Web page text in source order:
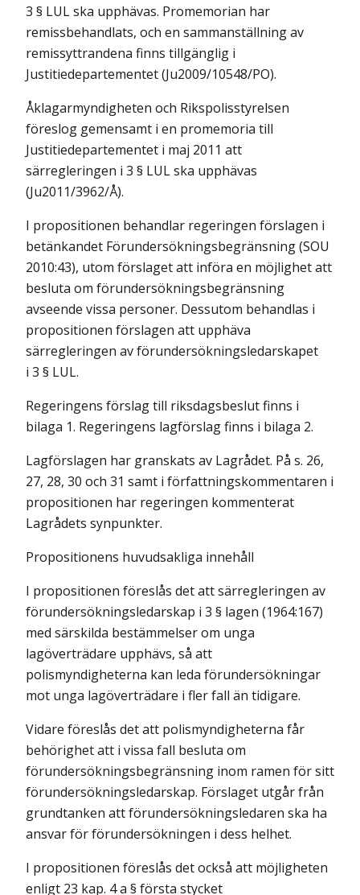
3 § LUL ska upphävas. Promemorian har
remissbehandlats, och en sammanställning av
remissyttrandena finns tillgänglig i
Justitiedepartementet (Ju2009/10548/PO).
Åklagarmyndigheten och Rikspolisstyrelsen
föreslog gemensamt i en promemoria till
Justitiedepartementet i maj 2011 att
särregleringen i 3 § LUL ska upphävas
(Ju2011/3962/Å).
I propositionen behandlar regeringen förslagen i
betänkandet Förundersökningsbegränsning (SOU
2010:43), utom förslaget att införa en möjlighet att
besluta om förundersökningsbegränsning
avseende vissa personer. Dessutom behandlas i
propositionen förslagen att upphäva
särregleringen av förundersökningsledarskapet
i 3 § LUL.
Regeringens förslag till riksdagsbeslut finns i
bilaga 1. Regeringens lagförslag finns i bilaga 2.
Lagförslagen har granskats av Lagrådet. På s. 26,
27, 28, 30 och 31 samt i författningskommentaren i
propositionen har regeringen kommenterat
Lagrådets synpunkter.
Propositionens huvudsakliga innehåll
I propositionen föreslås det att särregleringen av
förundersökningsledarskap i 3 § lagen (1964:167)
med särskilda bestämmelser om unga
lagöverträdare upphävs, så att
polismyndigheterna kan leda förundersökningar
mot unga lagöverträdare i fler fall än tidigare.
Vidare föreslås det att polismyndigheterna får
behörighet att i vissa fall besluta om
förundersökningsbegränsning inom ramen för sitt
förundersökningsledarskap. Förslaget utgår från
grundtanken att förundersökningsledaren ska ha
ansvar för förundersökningen i dess helhet.
I propositionen föreslås det också att möjligheten
enligt 23 kap. 4 a § första stycket